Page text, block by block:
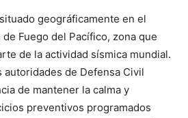
geográficamente en el
Fuego del Pacífico, zona que
de la actividad sísmica mundial.
autoridades de Defensa Civil
de mantener la calma y
preventivos programados